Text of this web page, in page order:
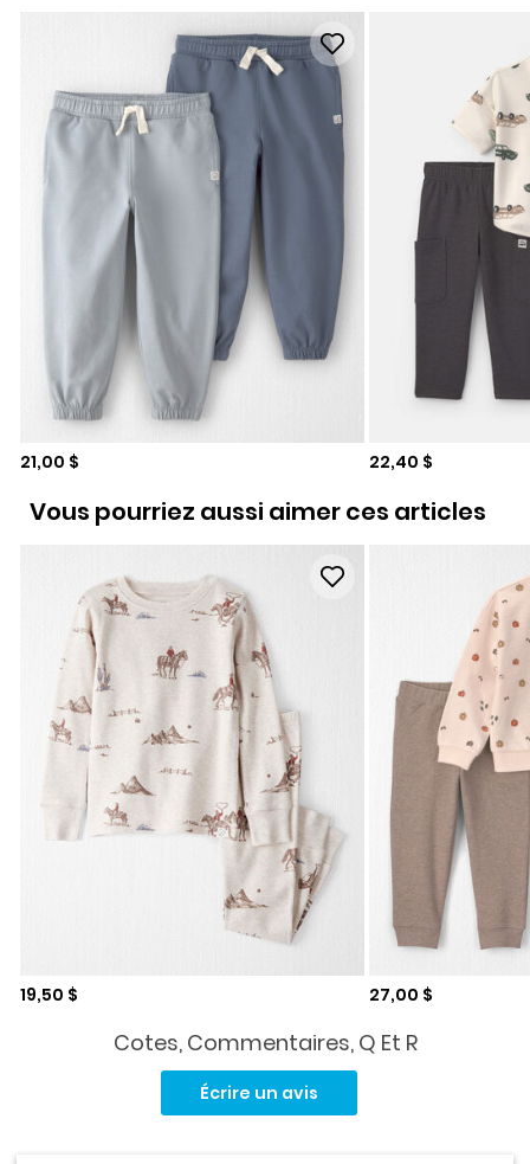
Prix de solde
21,00 $ Prix de solde
22,40 $
Vous pourriez aussi aimer ces articles
Prix de solde
19,50 $ Prix de solde
27,00 $
Cotes, Commentaires, Q Et R
Écrire un avis